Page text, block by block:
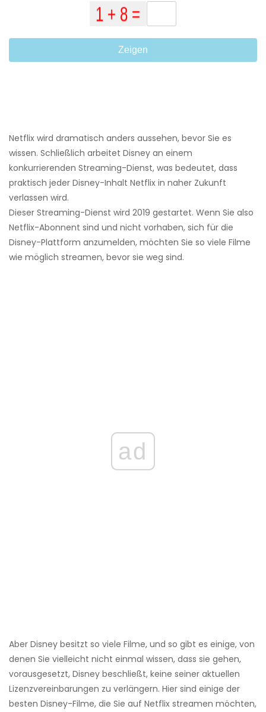
Zeigen
Netflix wird dramatisch anders aussehen, bevor Sie es
wissen. Schließlich arbeitet Disney an einem
konkurrierenden Streaming-Dienst, was bedeutet, dass
praktisch jeder Disney-Inhalt Netflix in naher Zukunft
verlassen wird.
Dieser Streaming-Dienst wird 2019 gestartet. Wenn Sie also
Netflix-Abonnent sind und nicht vorhaben, sich für die
Disney-Plattform anzumelden, möchten Sie so viele Filme
wie möglich streamen, bevor sie weg sind.
ad
Aber Disney besitzt so viele Filme, und so gibt es einige, von
denen Sie vielleicht nicht einmal wissen, dass sie gehen,
vorausgesetzt, Disney beschließt, keine seiner aktuellen
Lizenzvereinbarungen zu verlängern. Hier sind einige der
besten Disney-Filme, die Sie auf Netflix streamen möchten,